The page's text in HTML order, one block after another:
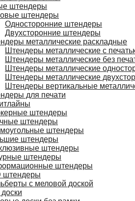
штендеры
штендеры
Односторонние штендеры
Двухсторонние штендеры
металлические раскладные
Штендеры металлические с
Штендеры металлические без
Штендеры металлические
Штендеры металлические
Штендеры вертикальные
для печати
штендеры
штендеры
штендеры
штендеры
штендеры
штендеры
штендеры
штендеры
с меловой доской